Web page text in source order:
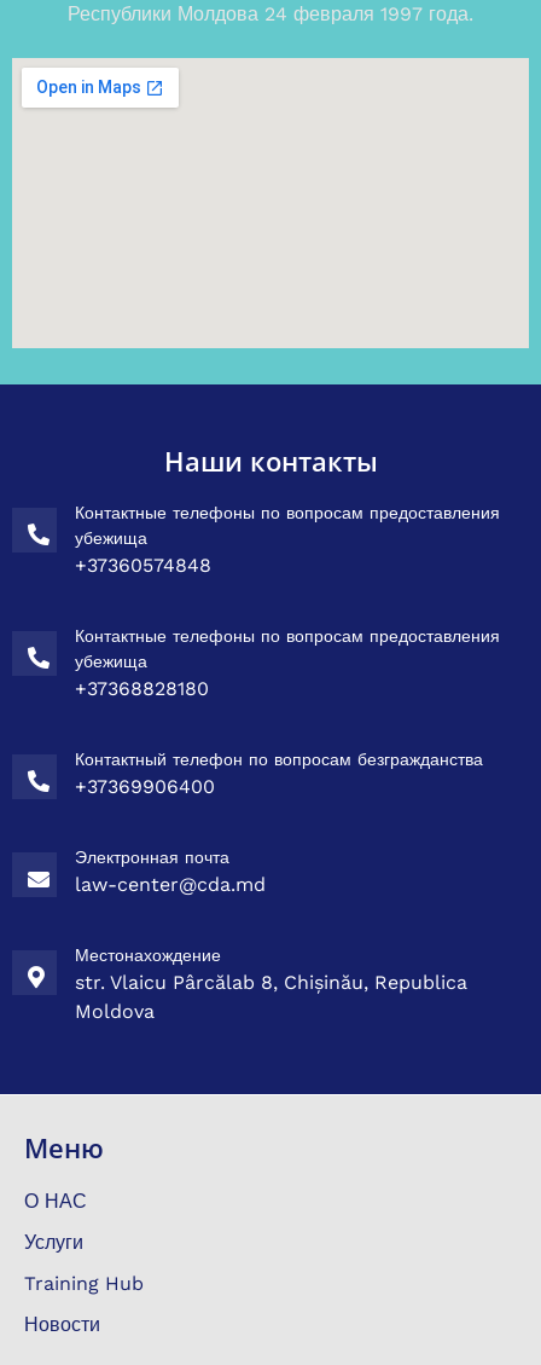
Республики Молдова 24 февраля 1997 года.
Наши контакты
Контактные телефоны по вопросам предоставления
убежища
+37360574848
Контактные телефоны по вопросам предоставления
убежища
+37368828180
Контактный телефон по вопросам безгражданства
+37369906400
Электронная почта
law-center@cda.md
Местонахождение
str. Vlaicu Pârcălab 8, Chișinău, Republica
Moldova
Меню
О НАС
Услуги
Training Hub
Новости